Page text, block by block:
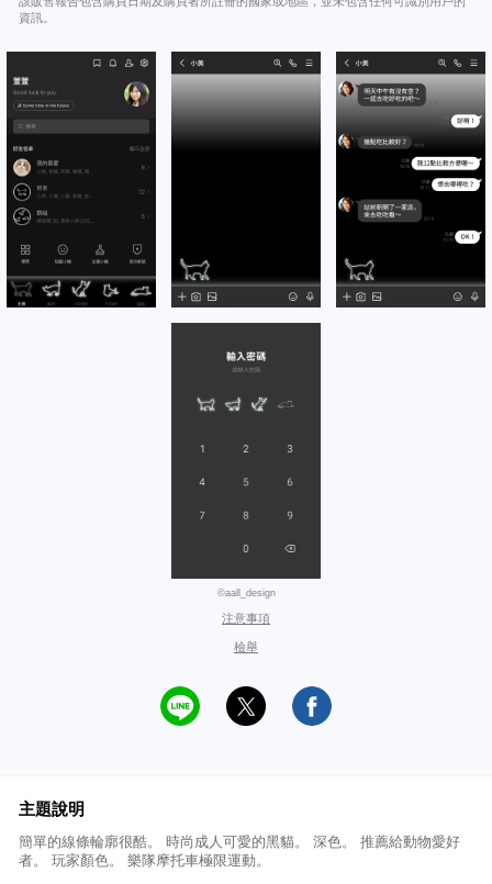
資訊。
©aall_design
注意事項
檢舉
主題說明
簡單的線條輪廓很酷。 時尚成人可愛的黑貓。 深色。 推薦給動物愛好
者。 玩家顏色。 樂隊摩托車極限運動。